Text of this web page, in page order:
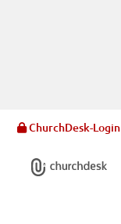
ChurchDesk-Login